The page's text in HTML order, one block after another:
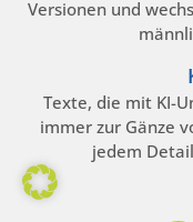
Versionen und
Texte, die mit KI-
immer zur Gänze
jedem